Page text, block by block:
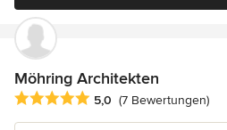
Möhring Architekten
Durchschnittliche Bewertung: 5
5,0 (7 Bewertungen)